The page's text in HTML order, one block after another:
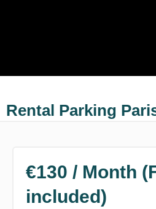
Rental Parking
€130 / Month
included)